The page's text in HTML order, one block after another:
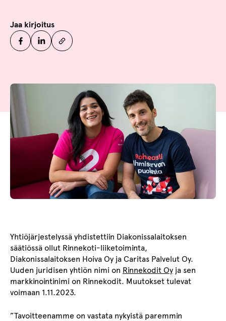
Jaa kirjoitus
Yhtiöjärjestelyssä yhdistettiin Diakonissalaitoksen
säätiössä ollut Rinnekoti-liiketoiminta,
Diakonissalaitoksen Hoiva Oy ja Caritas Palvelut Oy.
Uuden juridisen yhtiön nimi on Rinnekodit Oy ja sen
markkinointinimi on Rinnekodit. Muutokset tulevat
voimaan 1.11.2023.
”Tavoitteenamme on vastata nykyistä paremmin